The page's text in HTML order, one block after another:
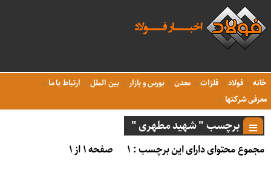
خانه فولاد فلزات معدن بورس و بازار بین الملل
ارتباط با ما
معرفی شرکتها
برچسب " شهید مطهری "
مجموع محتوای دارای این برچسب : ۱
صفحه ۱ از ۱